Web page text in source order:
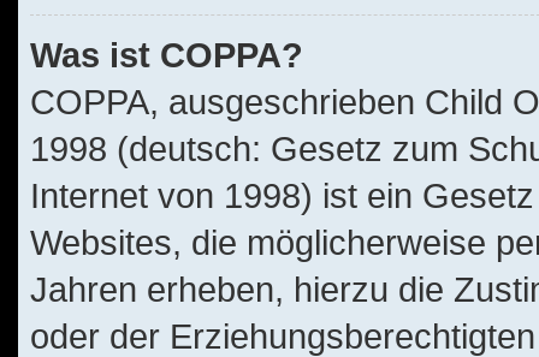
Was ist COPPA?
COPPA, ausgeschrieben Child
1998 (deutsch: Gesetz zum
Internet von 1998) ist ein
Websites, die möglicherweise
Jahren erheben, hierzu die
oder der